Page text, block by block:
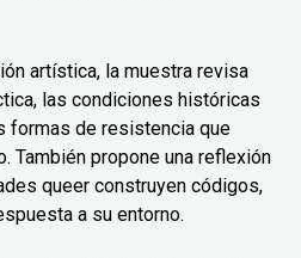
artística, la muestra revisa
las condiciones históricas
formas de resistencia que
También propone una reflexión
queer construyen códigos,
a su entorno.